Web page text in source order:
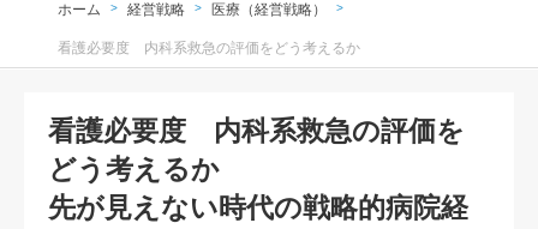
ホーム 経営戦略 医療（経営戦略）
看護必要度 内科系救急の評価をどう考えるか
看護必要度 内科系救急の評価を
どう考えるか
先が見えない時代の戦略的病院経